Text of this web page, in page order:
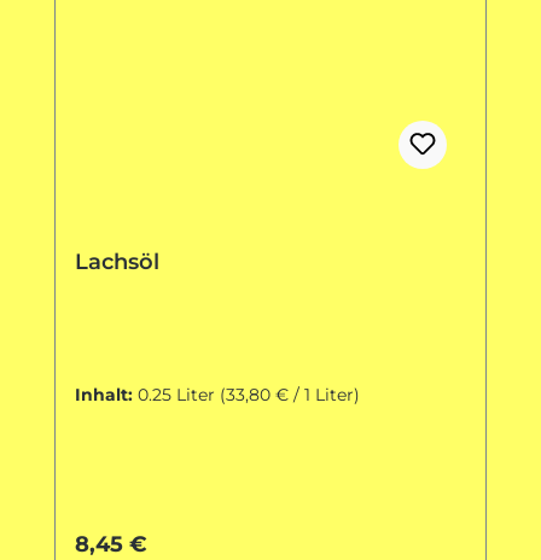
Lachsöl
Inhalt: 0.25 Liter (33,80 € / 1 Liter)
Regulärer Preis:
8,45 €